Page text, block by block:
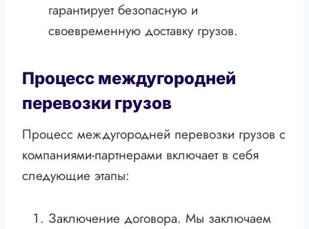
гарантирует безопасную и
своевременную доставку грузов.
Процесс междугородней
перевозки грузов
Процесс междугородней перевозки грузов с
компаниями-партнерами включает в себя
следующие этапы:
Заключение договора. Мы заключаем